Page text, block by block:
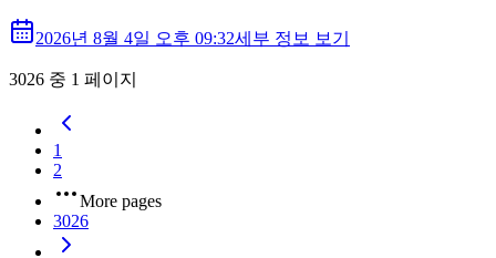
2026년 8월 4일 오후 09:32세부 정보 보기
3026 중 1 페이지
1
2
More pages
3026